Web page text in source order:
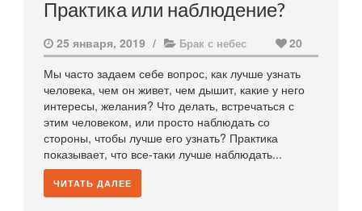
Практика или наблюдение?
25 января, 2019 / Брак с небес
20
Мы часто задаем себе вопрос, как лучше узнать
человека, чем он живет, чем дышит, какие у него
интересы, желания? Что делать, встречаться с
этим человеком, или просто наблюдать со
стороны, чтобы лучше его узнать? Практика
показывает, что все-таки лучше наблюдать...
ЧИТАТЬ ДАЛЕЕ